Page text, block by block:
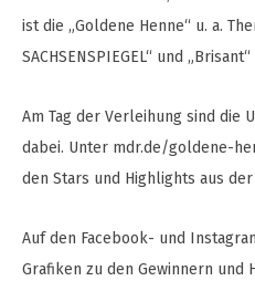
ist die „Goldene Henne“ u. a.
SACHSENSPIEGEL“ und
Am Tag der Verleihung sind die
dabei. Unter mdr.de/goldene-
den Stars und Highlights aus
Auf den Facebook- und
Grafiken zu den Gewinnern und